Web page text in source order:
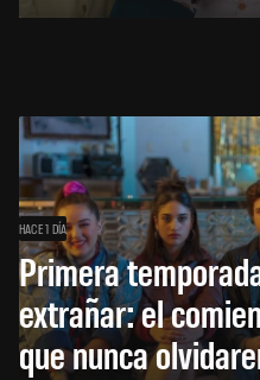
HACE 1 DÍA
Primera
extrañar: el
que nunca